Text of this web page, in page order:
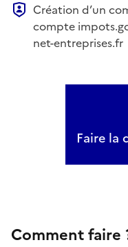
Création d’un
compte
net-entreprises.fr
Faire la
Comment faire